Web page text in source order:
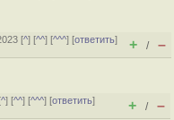
[^] [^^] [^^^] [ответить]
+ / –
^] [^^] [^^^] [ответить]
+ / –